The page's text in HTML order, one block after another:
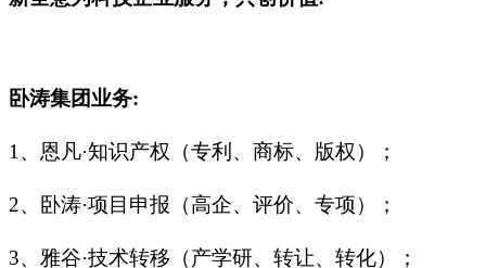
卧涛集团业务:
1、恩凡·知识产权（专利、商标、版权）；
2、卧涛·项目申报（高企、评价、专项）；
3、雅谷·技术转移（产学研、转让、转化）；